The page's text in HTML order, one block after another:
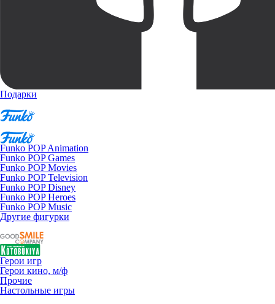
Подарки
Funko POP Animation
Funko POP Games
Funko POP Movies
Funko POP Television
Funko POP Disney
Funko POP Heroes
Funko POP Music
Другие фигурки
Герои игр
Герои кино, м/ф
Прочие
Настольные игры